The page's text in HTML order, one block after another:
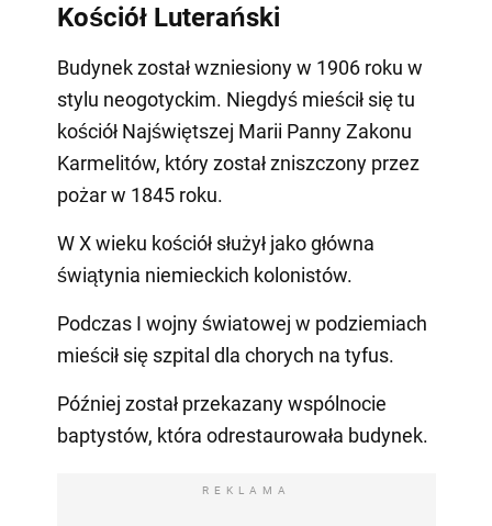
Kościół Luterański
Budynek został wzniesiony w 1906 roku w
stylu neogotyckim. Niegdyś mieścił się tu
kościół Najświętszej Marii Panny Zakonu
Karmelitów, który został zniszczony przez
pożar w 1845 roku.
W X wieku kościół służył jako główna
świątynia niemieckich kolonistów.
Podczas I wojny światowej w podziemiach
mieścił się szpital dla chorych na tyfus.
Później został przekazany wspólnocie
baptystów, która odrestaurowała budynek.
REKLAMA